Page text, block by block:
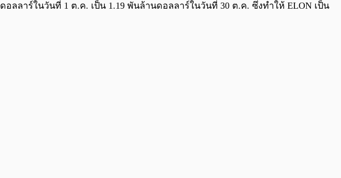
ลาร์ในวันที่ 1 ต.ค. เป็น 1.19 พันล้านดอลลาร์ในวันที่ 30 ต.ค. ซึ่งทำให้ ELON เป็น